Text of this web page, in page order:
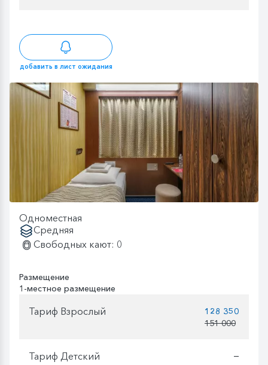
добавить в лист ожидания
Одноместная
Средняя
Свободных кают: 0
Размещение
1-местное размещение
Тариф Взрослый
128 350
151 000
Тариф Детский —